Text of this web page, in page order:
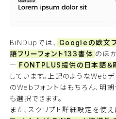
BiNDupでは、 Googleの欧文フ
語フリーフォント133書体 のほ
ー FONTPLUS提供の日本語＆
しています。上記のようなWeb
のWebフォントはもちろん、明
も選択できます。
また、スクリプト詳細設定を使え